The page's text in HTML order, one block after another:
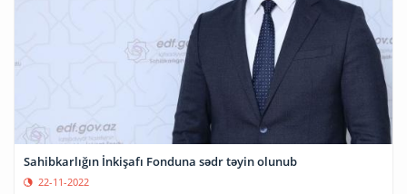
Sahibkarlığın İnkişafı Fonduna sədr təyin olunub
22-11-2022